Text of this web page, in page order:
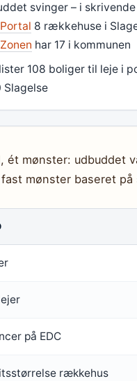
svinger – i
8 rækkehuse i
har 17 i kommunen
lister 108 boliger til leje i
Slagelse
ét mønster: udbuddet
mønster baseret
på EDC
rækkehus